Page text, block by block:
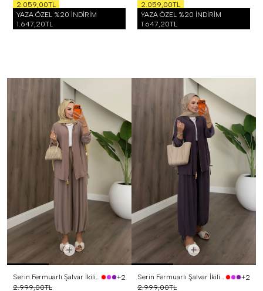
2.059,00TL
YAZA ÖZEL %20 İNDİRİM
1.647,20TL
2.059,00TL
YAZA ÖZEL %20 İNDİRİM
1.647,20TL
Serin Fermuarlı Şalvar İkili Takım Vizon
+2
2.999,00TL
Serin Fermuarlı Şalvar İkili Takım Mor
+2
2.999,00TL